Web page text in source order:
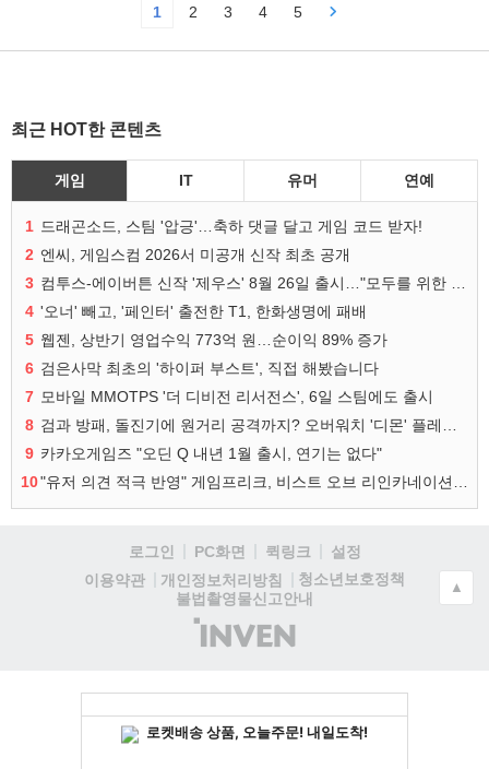
1 2 3 4 5
최근 HOT한 콘텐츠
게임 IT 유머 연예
1 드래곤소드, 스팀 '압긍'…축하 댓글 달고 게임 코드 받자!
2 엔씨, 게임스컴 2026서 미공개 신작 최초 공개
3
4 '오너' 빼고, '페인터' 출전한 T1, 한화생명에 패배
5 웹젠, 상반기 영업수익 773억 원…순이익 89% 증가
6 검은사막 최초의 '하이퍼 부스트', 직접 해봤습니다
7 모바일 MMOTPS '더 디비전 리서전스', 6일 스팀에도 출시
8
9 카카오게임즈 "오딘 Q 내년 1월 출시, 연기는 없다"
10
로그인 PC화면 퀵링크
설정
이용약관
개인정보처리방침
청소년보호정책
불법촬영물신고안내
(주)
인
▲